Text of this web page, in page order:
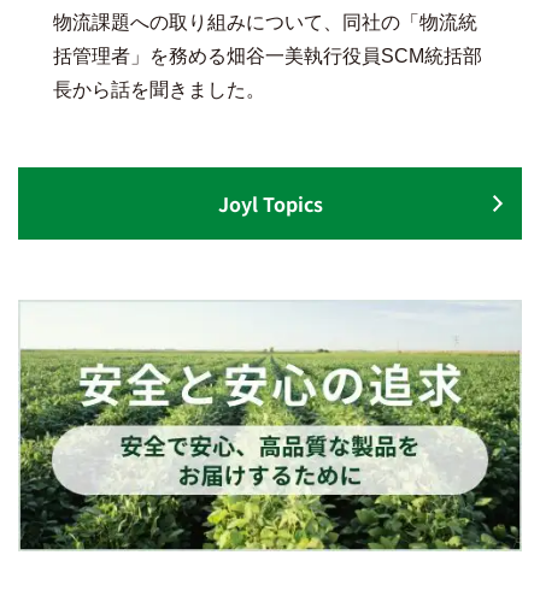
物流課題への取り組みについて、同社の「物流統
括管理者」を務める畑谷一美執行役員SCM統括部
長から話を聞きました。
Joyl Topics